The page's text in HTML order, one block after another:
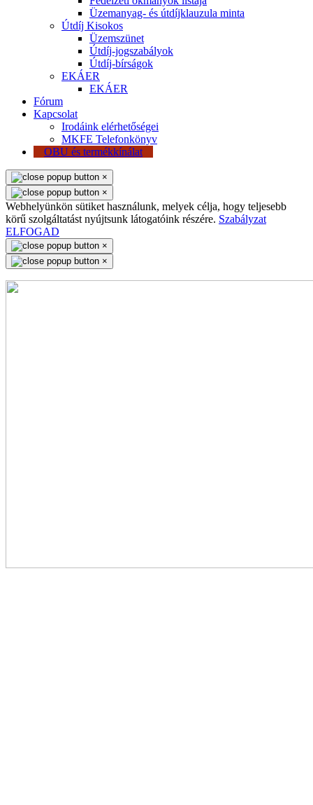
Üzemanyag- és útdíjklauzula minta
Útdíj Kisokos
Üzemszünet
Útdíj-jogszabályok
Útdíj-bírságok
EKÁER
EKÁER
Fórum
Kapcsolat
Irodáink elérhetőségei
MKFE Telefonkönyv
OBU és termékkínálat
×
×
Webhelyünkön sütiket használunk, melyek célja, hogy teljesebb
körű szolgáltatást nyújtsunk látogatóink részére. Szabályzat
ELFOGAD
×
×